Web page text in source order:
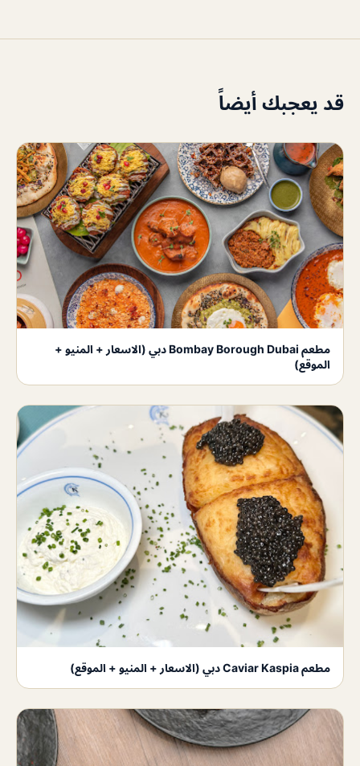
قد يعجبك أيضاً
مطعم Bombay Borough Dubai دبي (الاسعار + المنيو +
الموقع)
مطعم Caviar Kaspia دبي (الاسعار + المنيو + الموقع)